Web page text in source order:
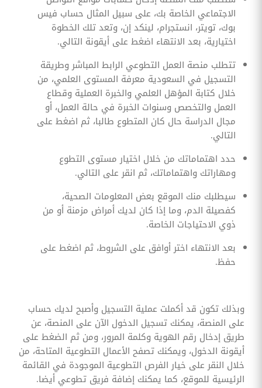
الاجتماعي الخاصة بك، على سبيل المثال حساب فيس
بوك، تويتر، انستجرام، لينكد إن، وتعد تلك الخطوة
اختيارية، بعد الانتهاء اضغط على أيقونة التالي.
تتطلب منصة العمل التطوعي الرابط المباشر وطريقة
التسجيل في السعودية معرفة المستوى العلمي، من
خلال كتابة المؤهل العلمي والخبرة العملية وقطاع
العمل والتخصص وسنوات الخبرة في حالة العمل، أو
مجال الدراسة حال كان المتطوع طالبا، ثم اضغط على
التالي.
حدد اهتماماتك من خلال اختيار مستوى التطوع
ومهاراتك واهتماماتك، ثم انقر على التالي.
سيطلبك منك الموقع بعض المعلومات الصحية،
كفصيلة الدم، وما إذا كان لديك أمراض مزمنة أو من
ذوي الاحتياجات الخاصة.
بعد الانتهاء اختر أوافق على الشروط، ثم اضغط على
حفظ.
وبذلك تكون قد أكملت عملية التسجيل وأصبح لديك حساب
على المنصة، يمكنك تسجيل الدخول الآن على المنصة، عن
طريق إدخال رقم الهوية وكلمة المرور، ومن ثم الضغط على
أيقونة الدخول، ويمكنك تصفح الأعمال التطوعية المتاحة، من
خلال النقر على خيار الفرص التطوعية الموجودة في القائمة
الرئيسية للموقع، كما يمكنك إضافة فريق تطوعي أيضا.